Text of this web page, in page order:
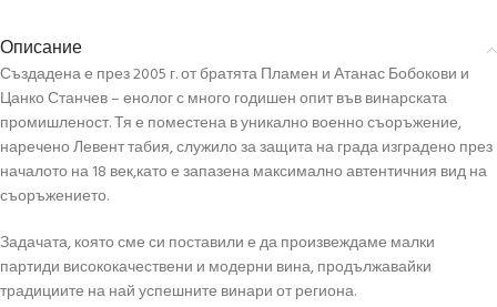
Описание
Създадена е през 2005 г. от братята Пламен и Атанас Бобокови и
Цанко Станчев – енолог с много годишен опит във винарската
промишленост. Тя е поместена в уникално военно съоръжение,
наречено Левент табия, служило за защита на града изградено през
началото на 18 век,като е запазена максимално автентичния вид на
съоръжението.
Задачата, която сме си поставили е да произвеждаме малки
партиди висококачествени и модерни вина, продължавайки
традициите на най успешните винари от региона.